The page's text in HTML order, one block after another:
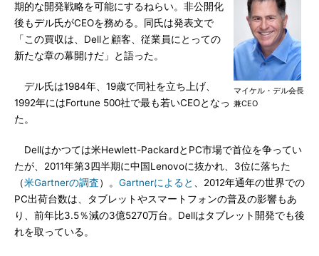
マイケル・デル会長
兼CEO
期的な開発戦略を可能にするねらい。非公開化
後もデル氏がCEOを務める。同氏は発表文で
「この買収は、Dellと顧客、従業員にとっての
新たな章の幕開けだ」と語った。
デル氏は1984年、19歳で同社を立ち上げ、
1992年にはFortune 500社で最も若いCEOとなっ
た。
Dellはかつては米Hewlett-PackardとPC市場で首位を争ってい
たが、2011年第3四半期に中国Lenovoに抜かれ、3位に落ちた
（米Gartnerの調査）。 Gartnerによると
、2012年通年の世界での
PC出荷台数は、タブレットやスマートフォンの普及の影響もあ
り、前年比3.5％減の3億5270万台。Dellはタブレット開発でも後
れを取っている。